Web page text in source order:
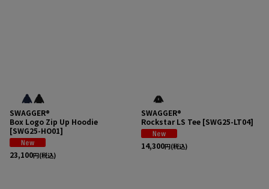
SWAGGER®
Box Logo Zip Up Hoodie
[SWG25-HO01]
23,100円(税込)
SWAGGER®
Rockstar LS Tee [SWG25-LT04]
14,300円(税込)